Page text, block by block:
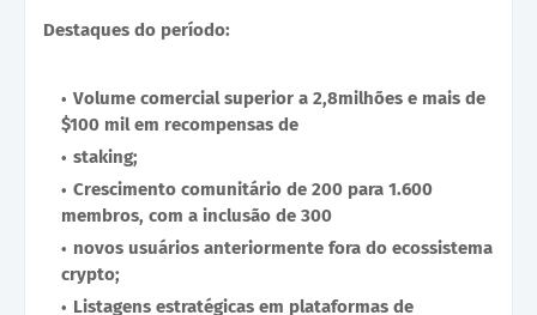
Destaques do período:
Volume comercial superior a 2,8milhões e mais de
$100 mil em recompensas de
staking;
Crescimento comunitário de 200 para 1.600
membros, com a inclusão de 300
novos usuários anteriormente fora do ecossistema
crypto;
Listagens estratégicas em plataformas de